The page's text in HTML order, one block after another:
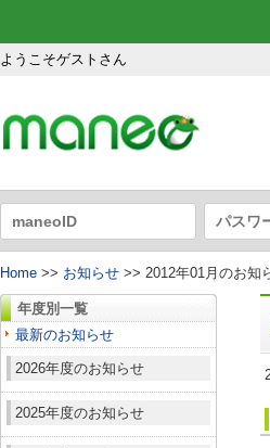
ようこそゲストさん
Home >> お知らせ >> 2012年01月のお知
年度別一覧
最新のお知らせ
2026年度のお知らせ
2025年度のお知らせ